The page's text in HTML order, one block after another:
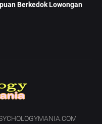
Berkedok Lowongan